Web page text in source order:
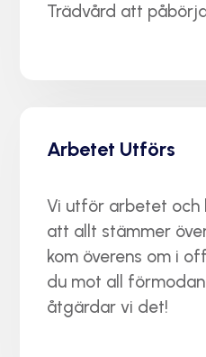
Trädvård att
Arbetet Utförs
Vi utför arbetet och
att allt stämmer
kom överens om i
du mot all
åtgärdar vi det!